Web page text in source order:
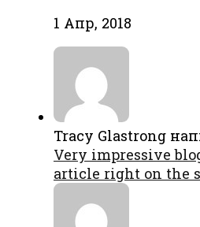
1 Апр, 2018
Tracy Glastrong
Very impressive
article right on the